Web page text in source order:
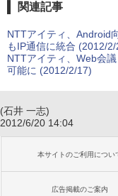
関連記事
NTTアイティ、Android
もIP通信に統合 (2012/2/
NTTアイティ、Web会
可能に (2012/2/17)
(石井 一志)
2012/6/20 14:04
本サイトのご利用につい
広告掲載のご案内